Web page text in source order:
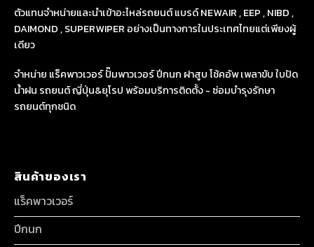
ตัวแทนจำหน่ายและนำเข้าอะไหล่รถยนต์ แบรด์ NEWAIR , EEP , NIBD ,
DAIMOND , SUPERWIPER อย่างเป็นทางการในประเทศไทยแต่เพียงผู้
เดียว
จำหน่าย แร็คพาวเวอร์ ปั๊มพาวเวอร์ ปีกนก ฝาสูบ โช้คอัพ เพลาขับ ใบปัด
น้ำฝน รถยนต์ ญี่ปุ่น&ยุโรป พร้อมบริการติดตั้ง - ซ่อมบำรุงรักษา
รถยนต์ทุกชนิด
สินค้าของเรา
แร็คพาวเวอร์
ปีกนก